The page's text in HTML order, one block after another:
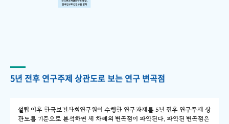
5년 전후 연구주제 상관도로 보는 연구 변곡점
설립 이후 한국보건사회연구원이 수행한 연구과제를 5년 전후 연구주제 상
관도를 기준으로 분석하면 세 차례의 변곡점이 파악된다. 파악된 변곡점은